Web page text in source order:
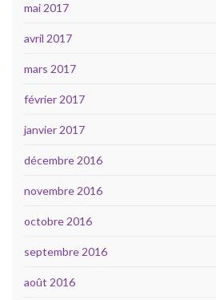
mai 2017
avril 2017
mars 2017
février 2017
janvier 2017
décembre 2016
novembre 2016
octobre 2016
septembre 2016
août 2016